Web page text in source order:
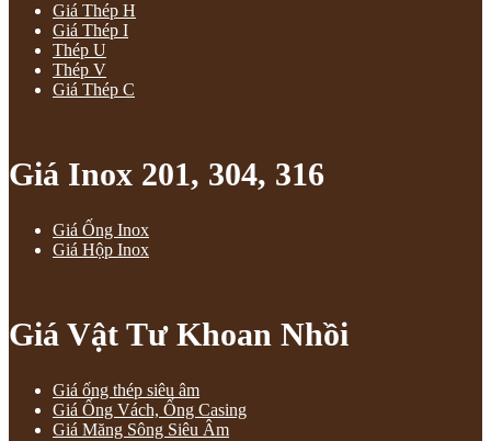
Giá Thép H
Giá Thép I
Thép U
Thép V
Giá Thép C
Giá Inox 201, 304, 316
Giá Ống Inox
Giá Hộp Inox
Giá Vật Tư Khoan Nhồi
Giá ống thép siêu âm
Giá Ống Vách, Ống Casing
Giá Măng Sông Siêu Âm